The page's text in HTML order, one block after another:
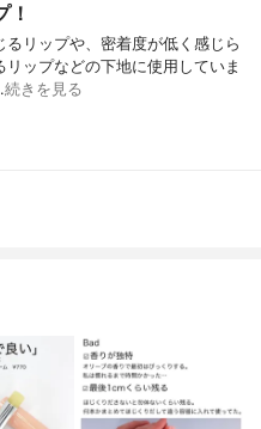
リップや、密着度が低く感じら
ップなどの下地に使用していま
続きを見る